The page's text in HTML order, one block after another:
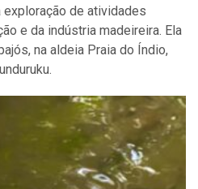
de atividades
e da indústria madeireira. Ela
na aldeia Praia do Índio,